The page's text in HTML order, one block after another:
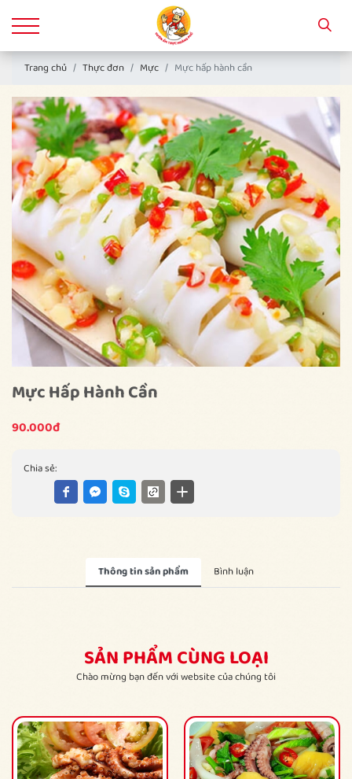
Trang chủ Thực đơn Mực Mực hấp hành cần
Mực Hấp Hành Cần
90.000đ
Chia sẻ:
Thông tin sản phẩm Bình luận
SẢN PHẨM CÙNG LOẠI
Chào mừng bạn đến với website của chúng tôi